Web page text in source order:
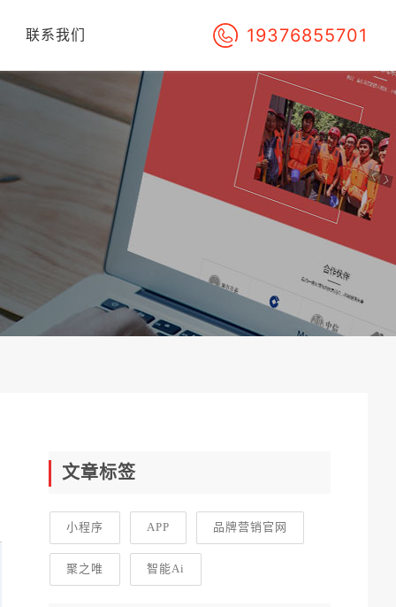
联系我们 19376855701
文章标签
小程序 APP 品牌营销官网
聚之唯 智能Ai